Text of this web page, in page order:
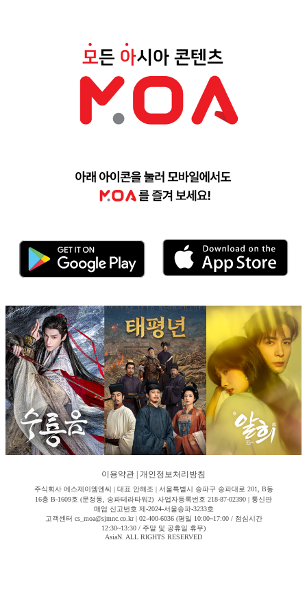
이용약관 개인정보처리방침
주식회사 에스제이엠엔씨 | 대표 안해조 | 서울특별시 송파구 송파대로 201, B동
16층 B-1609호 (문정동, 송파테라타워2) 사업자등록번호 218-87-02390 | 통신판
매업 신고번호 제-2024-서울송파-3233호
고객센터 cs_moa@sjmnc.co.kr | 02-400-6036 (평일 10:00~17:00 / 점심시간
12:30~13:30 / 주말 및 공휴일 휴무)
AsiaN. ALL RIGHTS RESERVED